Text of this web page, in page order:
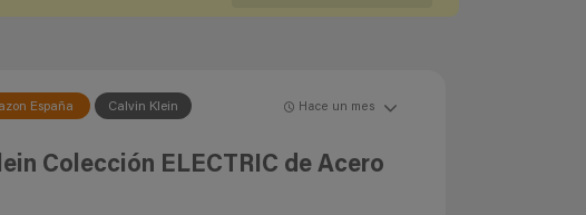
España Calvin Klein Hace un mes
Colección ELECTRIC de Acero